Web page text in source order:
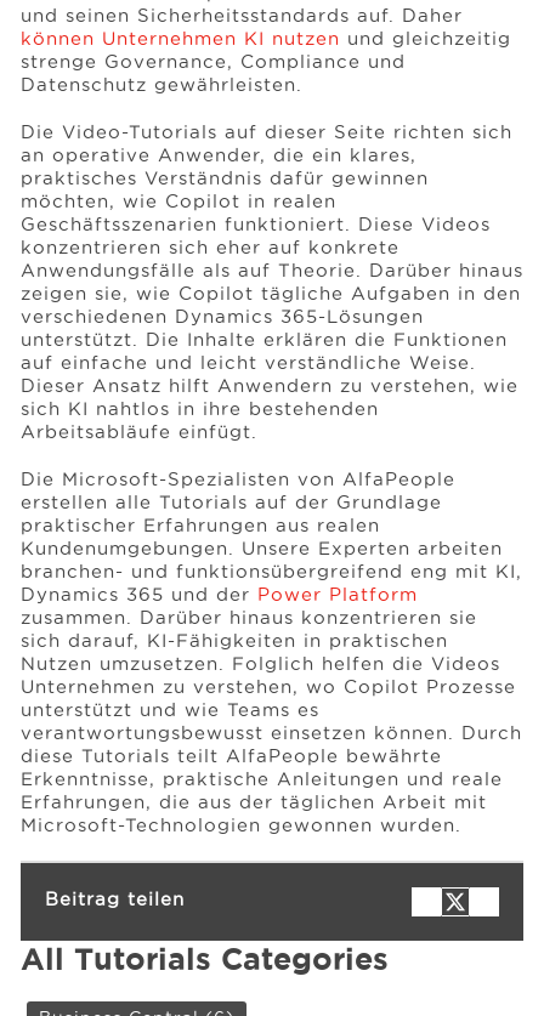
und seinen Sicherheitsstandards auf. Daher
können Unternehmen KI nutzen und gleichzeitig
strenge Governance, Compliance und
Datenschutz gewährleisten.
Die Video-Tutorials auf dieser Seite richten sich
an operative Anwender, die ein klares,
praktisches Verständnis dafür gewinnen
möchten, wie Copilot in realen
Geschäftsszenarien funktioniert. Diese Videos
konzentrieren sich eher auf konkrete
Anwendungsfälle als auf Theorie. Darüber hinaus
zeigen sie, wie Copilot tägliche Aufgaben in den
verschiedenen Dynamics 365-Lösungen
unterstützt. Die Inhalte erklären die Funktionen
auf einfache und leicht verständliche Weise.
Dieser Ansatz hilft Anwendern zu verstehen, wie
sich KI nahtlos in ihre bestehenden
Arbeitsabläufe einfügt.
Die Microsoft-Spezialisten von AlfaPeople
erstellen alle Tutorials auf der Grundlage
praktischer Erfahrungen aus realen
Kundenumgebungen. Unsere Experten arbeiten
branchen- und funktionsübergreifend eng mit KI,
Dynamics 365 und der Power Platform
zusammen. Darüber hinaus konzentrieren sie
sich darauf, KI-Fähigkeiten in praktischen
Nutzen umzusetzen. Folglich helfen die Videos
Unternehmen zu verstehen, wo Copilot Prozesse
unterstützt und wie Teams es
verantwortungsbewusst einsetzen können. Durch
diese Tutorials teilt AlfaPeople bewährte
Erkenntnisse, praktische Anleitungen und reale
Erfahrungen, die aus der täglichen Arbeit mit
Microsoft-Technologien gewonnen wurden.
Beitrag teilen
All Tutorials Categories